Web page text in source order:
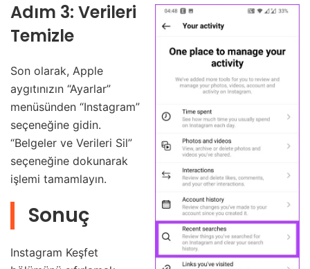
Adım 3: Verileri
Temizle
Son olarak, Apple
aygıtınızın “Ayarlar”
menüsünden “Instagram”
seçeneğine gidin.
“Belgeler ve Verileri Sil”
seçeneğine dokunarak
işlemi tamamlayın.
Sonuç
Instagram Keşfet